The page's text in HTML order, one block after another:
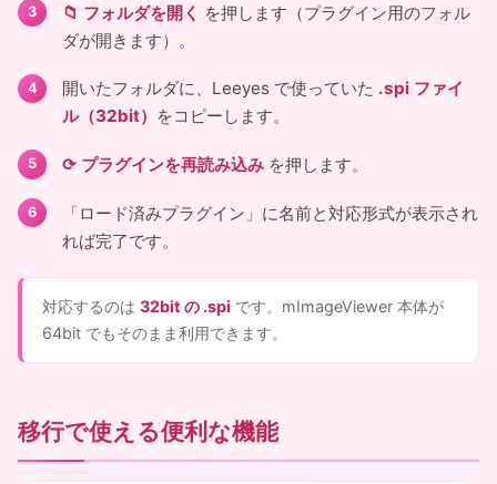
📁 フォルダを開く を押します（プラグイン用のフォル
ダが開きます）。
開いたフォルダに、Leeyes で使っていた .spi ファイ
ル（32bit） をコピーします。
⟳ プラグインを再読み込み を押します。
「ロード済みプラグイン」に名前と対応形式が表示され
れば完了です。
対応するのは 32bit の .spi です。mImageViewer 本体が
64bit でもそのまま利用できます。
移行で使える便利な機能